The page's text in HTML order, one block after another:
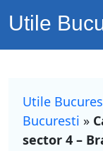
Utile
Utile
Bucuresti »
sector 4 –